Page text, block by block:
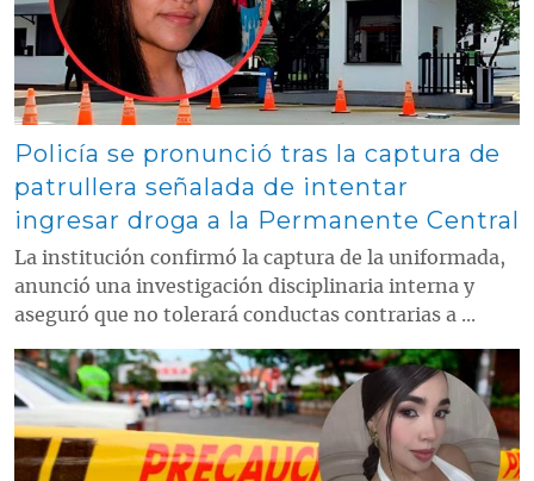
Policía se pronunció tras la captura de
patrullera señalada de intentar
ingresar droga a la Permanente Central
La institución confirmó la captura de la uniformada,
anunció una investigación disciplinaria interna y
aseguró que no tolerará conductas contrarias a ...
Contenido multimedia principal